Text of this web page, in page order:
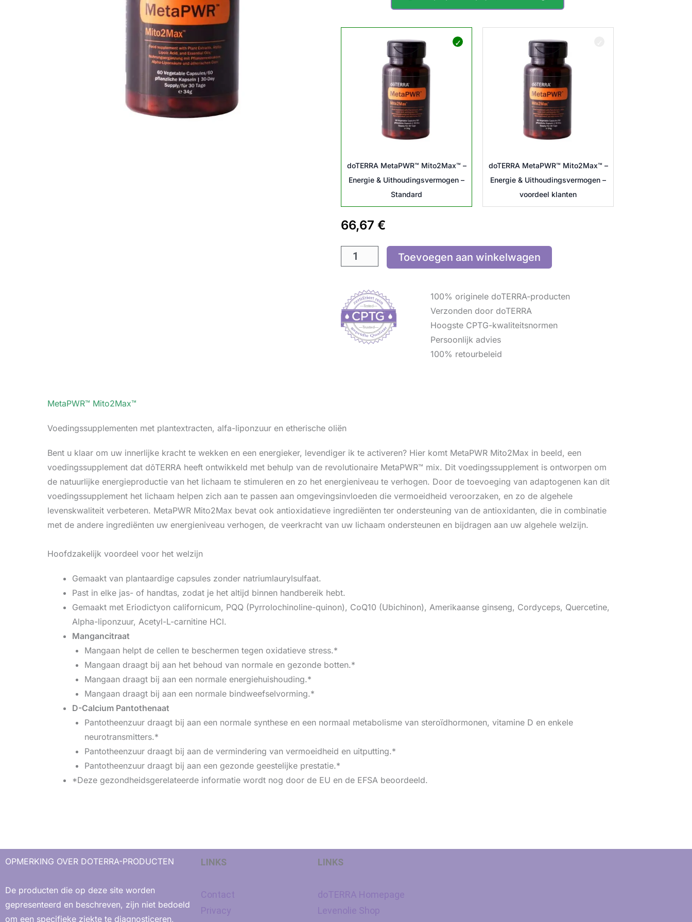
66,67 €
doTERRA MetaPWR™ Mito2Max™ –
Energie & Uithoudingsvermogen –
Standard
doTERRA MetaPWR™ Mito2Max™ –
Energie & Uithoudingsvermogen –
voordeel klanten
66,67 €
Uithoudingsvermogen
Toevoegen aan winkelwagen
100% originele doTERRA-producten
Verzonden door doTERRA
Hoogste CPTG-kwaliteitsnormen
Persoonlijk advies
100% retourbeleid
MetaPWR™ Mito2Max™
Voedingssupplementen met plantextracten, alfa-liponzuur en etherische oliën
Bent u klaar om uw innerlijke kracht te wekken en een energieker, levendiger ik te activeren? Hier komt MetaPWR Mito2Max in beeld, een
voedingssupplement dat dōTERRA heeft ontwikkeld met behulp van de revolutionaire MetaPWR™ mix. Dit voedingssupplement is ontworpen om
de natuurlijke energieproductie van het lichaam te stimuleren en zo het energieniveau te verhogen. Door de toevoeging van adaptogenen kan dit
voedingssupplement het lichaam helpen zich aan te passen aan omgevingsinvloeden die vermoeidheid veroorzaken, en zo de algehele
levenskwaliteit verbeteren. MetaPWR Mito2Max bevat ook antioxidatieve ingrediënten ter ondersteuning van de antioxidanten, die in combinatie
met de andere ingrediënten uw energieniveau verhogen, de veerkracht van uw lichaam ondersteunen en bijdragen aan uw algehele welzijn.
Hoofdzakelijk voordeel voor het welzijn
Gemaakt van plantaardige capsules zonder natriumlaurylsulfaat.
Past in elke jas- of handtas, zodat je het altijd binnen handbereik hebt.
Gemaakt met Eriodictyon californicum, PQQ (Pyrrolochinoline-quinon), CoQ10 (Ubichinon), Amerikaanse ginseng, Cordyceps, Quercetine,
Alpha-liponzuur, Acetyl-L-carnitine HCl.
Mangancitraat
Mangaan helpt de cellen te beschermen tegen oxidatieve stress.*
Mangaan draagt bij aan het behoud van normale en gezonde botten.*
Mangaan draagt bij aan een normale energiehuishouding.*
Mangaan draagt bij aan een normale bindweefselvorming.*
D-Calcium Pantothenaat
Pantotheenzuur draagt bij aan een normale synthese en een normaal metabolisme van steroïdhormonen, vitamine D en enkele
neurotransmitters.*
Pantotheenzuur draagt bij aan de vermindering van vermoeidheid en uitputting.*
Pantotheenzuur draagt bij aan een gezonde geestelijke prestatie.*
*Deze gezondheidsgerelateerde informatie wordt nog door de EU en de EFSA beoordeeld.
OPMERKING OVER DOTERRA-PRODUCTEN
De producten die op deze site worden
gepresenteerd en beschreven, zijn niet bedoeld
om een ​​specifieke ziekte te diagnosticeren,
LINKS
Contact
Privacy
LINKS
doTERRA Homepage
Levenolie Shop